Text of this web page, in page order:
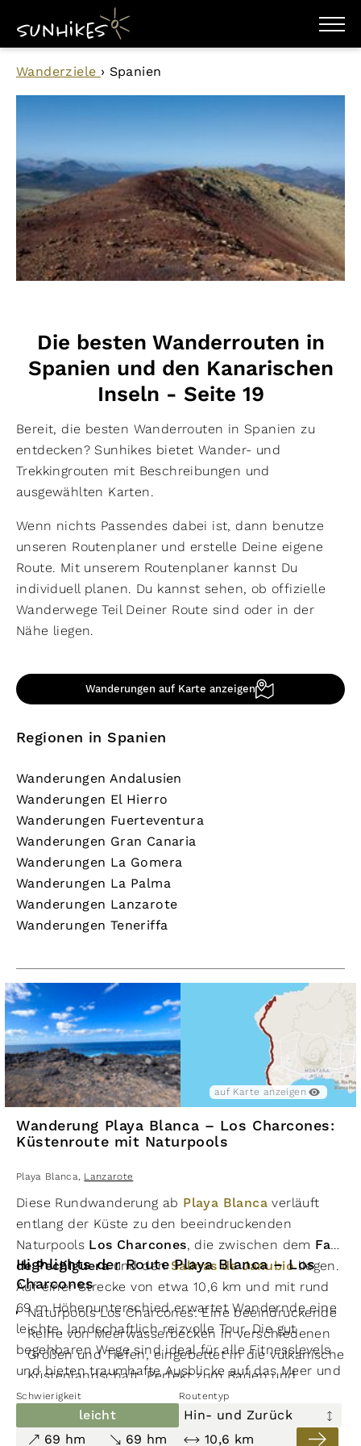
WANDERZIELE
WANDERUNGEN
ENTDECKEN
Wanderziele › Spanien
Die besten Wanderrouten in
Spanien und den Kanarischen
Inseln - Seite 19
Bereit, die besten Wanderrouten in Spanien zu
entdecken? Sunhikes bietet Wander- und
Trekkingrouten mit Beschreibungen und
ausgewählten Karten.
Wenn nichts Passendes dabei ist, dann benutze
unseren Routenplaner und erstelle Deine eigene
Route. Mit unserem Routenplaner kannst Du
individuell planen. Du kannst sehen, ob offizielle
Wanderwege Teil Deiner Route sind oder in der
Nähe liegen.
Wanderungen auf Karte anzeigen
Regionen in Spanien
Wanderungen Andalusien
Wanderungen El Hierro
Wanderungen Fuerteventura
Wanderungen Gran Canaria
Wanderungen La Gomera
Wanderungen La Palma
Wanderungen Lanzarote
Wanderungen Teneriffa
auf Karte anzeigen
Wanderung Playa Blanca – Los Charcones:
Küstenroute mit Naturpools
Playa Blanca Lanzarote
Diese Rundwanderung ab Playa Blancaverläuft
entlang der Küste zu den beeindruckenden
Naturpools Los Charcones, die zwischen dem Faro
de Pechigueraund denSalinas de Janubioliegen.
Auf einer Strecke von etwa 10,6 km und mit rund
69 m Höhenunterschied erwartet Wandernde eine
leichte, landschaftlich reizvolle Tour. Die gut
begehbaren Wege sind ideal für alle Fitnesslevels
und bieten traumhafte Ausblicke auf das Meer und
die Vulkanlandschaft.
Diese gut begehbare Küstenrundwanderung ab
Playa Blanca führt durch faszinierende, vulkanisch
Highlights der Route Playa Blanca – Los
Charcones
Naturpools Los Charcones: Eine beeindruckende
Reihe von Meerwasserbecken in verschiedenen
Größen und Tiefen, eingebettet in die vulkanische
Küstenlandschaft. Perfekt zum Baden und
Staunen.
Faro de Pechiguera: Der Leuchtturm markiert den
Startpunkt, während die Meerwasserbecken und
Schwierigkeit Routentyp
leicht
Hin- und Zurück
69 hm
69 hm 10,6 km